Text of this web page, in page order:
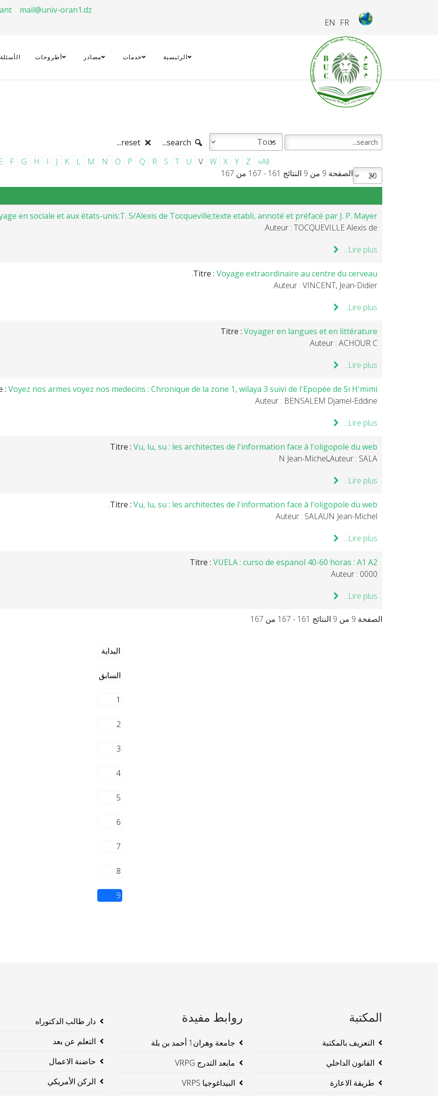
FR
EN
mail@univ-oran1.dz
الرئيسية خدمات مصادر أطروحات
F G H I J K L M N O P Q R S T U V W X Y Z
»All
الصفحة 9 من 9 النتائج 161 - 167 من 167
en sociale et aux états-unis:T. 5/Alexis de Tocqueville;texte etabli, annoté et préfacé par J. P. Mayer.
Auteur : TOCQUEVILLE Alexis de.
Lire plus...
Titre : Voyage extraordinaire au centre du cerveau.
Auteur : VINCENT, Jean-Didier.
Lire plus...
Titre : Voyager en langues et en littérature
Auteur : ACHOUR C.
Lire plus...
: Voyez nos armes voyez nos medecins : Chronique de la zone 1, wilaya 3 suivi de l'Epopée de Si H'mimi
Auteur : BENSALEM Djamel-Eddine
Lire plus...
Titre : Vu, lu, su : les architectes de l'information face à l'oligopole du web
Auteur : SALAـN Jean-Michel
Lire plus...
Titre : Vu, lu, su : les architectes de l'information face à l'oligopole du web.
Auteur : SALAUN Jean-Michel
Lire plus...
Titre : VUELA : curso de espanol 40-60 horas : A1 A2
Auteur : 0000
Lire plus...
الصفحة 9 من 9 النتائج 161 - 167 من 167
البداية
السابق
1
2
3
4
5
6
7
8
9
المكتبة
التعريف بالمكتبة
القانون الداخلي
طريقة الاعارة
روابط مفيدة
جامعة وهران1 أحمد بن بلة
مابعد التدرج VRPG
البيداغوجيا VRPS
دار طالب الدكتوراه
التعلم عن بعد
حاضنة الاعمال
الركن الأمريكي